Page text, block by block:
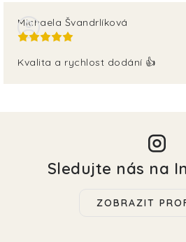
Michaela Švandrlíková
Kvalita a rychlost dodání 👍
Sledujte nás na
ZOBRAZIT